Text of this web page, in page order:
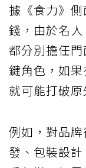
據《食力》
錢，由於名
都分別擔任
鍵角色，如
就可能打破原
例如，對品
發、包裝設